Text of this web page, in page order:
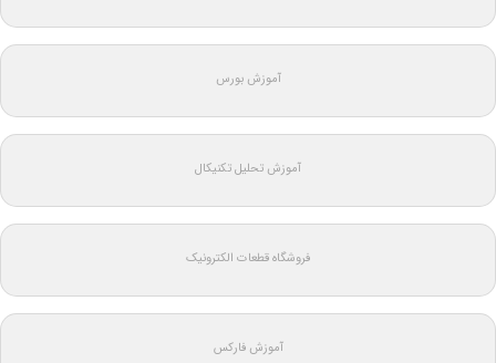
آموزش بورس
آموزش تحلیل تکنیکال
فروشگاه قطعات الکترونیک
آموزش فارکس